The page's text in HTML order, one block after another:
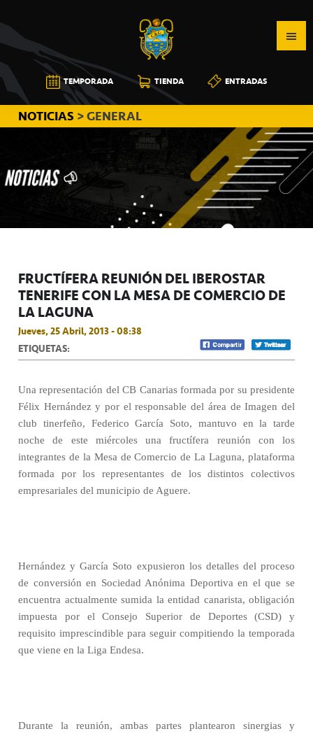
a
la
navegación
principal
al
contenido
principal
a
la
barra
lateral
principal
CB
CANARIAS
TEMPORADA TIENDA ENTRADAS
NOTICIAS > GENERAL
FRUCTÍFERA REUNIÓN DEL IBEROSTAR
TENERIFE CON LA MESA DE COMERCIO DE
LA LAGUNA
Jueves, 25 Abril, 2013 - 08:38
ETIQUETAS:
Una representación del CB Canarias formada por su presidente
Félix Hernández y por el responsable del área de Imagen del
club tinerfeño, Federico García Soto, mantuvo en la tarde
noche de este miércoles una fructífera reunión con los
integrantes de la Mesa de Comercio de La Laguna, plataforma
formada por los representantes de los distintos colectivos
empresariales del municipio de Aguere.
Hernández y García Soto expusieron los detalles del proceso
de conversión en Sociedad Anónima Deportiva en el que se
encuentra actualmente sumida la entidad canarista, obligación
impuesta por el Consejo Superior de Deportes (CSD) y
requisito imprescindible para seguir compitiendo la temporada
que viene en la Liga Endesa.
Durante la reunión, ambas partes plantearon sinergias y